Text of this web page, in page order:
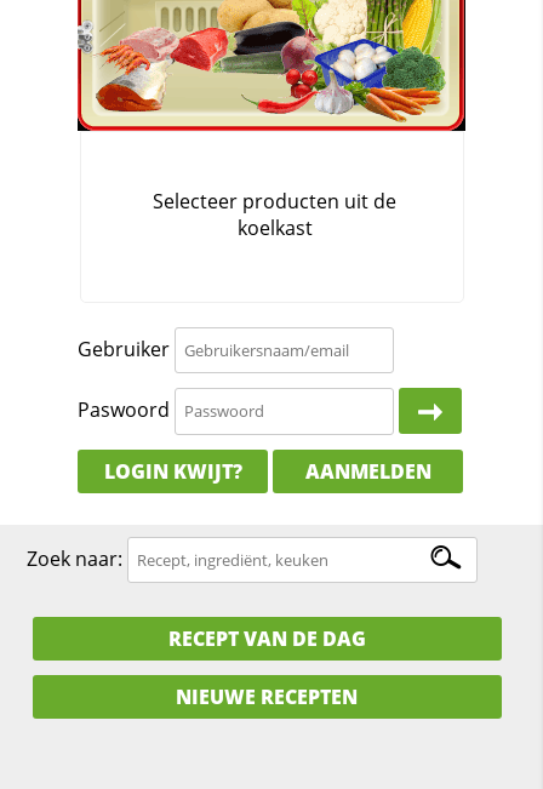
Gebruiker
Paswoord
LOGIN KWIJT? AANMELDEN
Zoek naar:
RECEPT VAN DE DAG
NIEUWE RECEPTEN